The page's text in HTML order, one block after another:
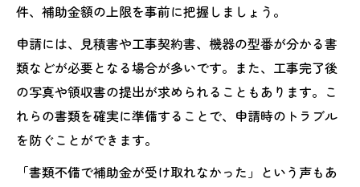
件、補助金額の上限を事前に把握しましょう。
申請には、見積書や工事契約書、機器の型番が分かる書
類などが必要となる場合が多いです。また、工事完了後
の写真や領収書の提出が求められることもあります。こ
れらの書類を確実に準備することで、申請時のトラブル
を防ぐことができます。
「書類不備で補助金が受け取れなかった」という声もあ